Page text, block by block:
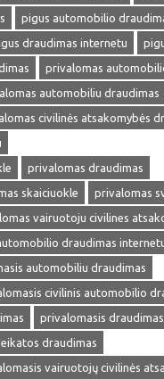
pigus automobilio
draudimas internetu
privalomas
automobiliu draudimas
civilinės atsakomybės
privalomas draudimas
skaiciuokle
privalomas
vairuotoju civilines
draudimas
automobiliu draudimas
civilinis automobilio
privalomasis
draudimas
vairuotojų civilinės